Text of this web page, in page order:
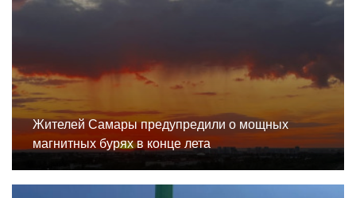
Жителей Самары предупредили о мощных
магнитных бурях в конце лета